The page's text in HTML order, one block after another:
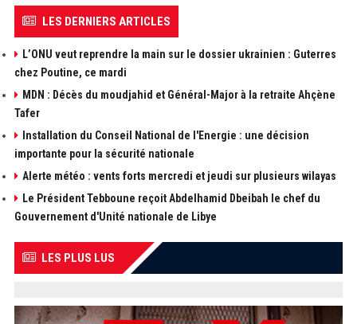
LES DERNIERS ARTICLES
L’ONU veut reprendre la main sur le dossier ukrainien : Guterres
chez Poutine, ce mardi
MDN : Décès du moudjahid et Général-Major à la retraite Ahçène
Tafer
Installation du Conseil National de l'Energie : une décision
importante pour la sécurité nationale
Alerte météo : vents forts mercredi et jeudi sur plusieurs wilayas
Le Président Tebboune reçoit Abdelhamid Dbeibah le chef du
Gouvernement d'Unité nationale de Libye
LES PLUS LUS